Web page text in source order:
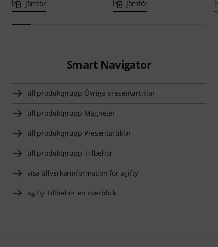
Jämför Jämför
Smart Navigator
till produktgrupp Övriga presentartiklar
till produktgrupp Magneter
till produktgrupp Presentartiklar
till produktgrupp Tillbehör
visa tillverkarinformation för agifty
agifty Tillbehör en överblick